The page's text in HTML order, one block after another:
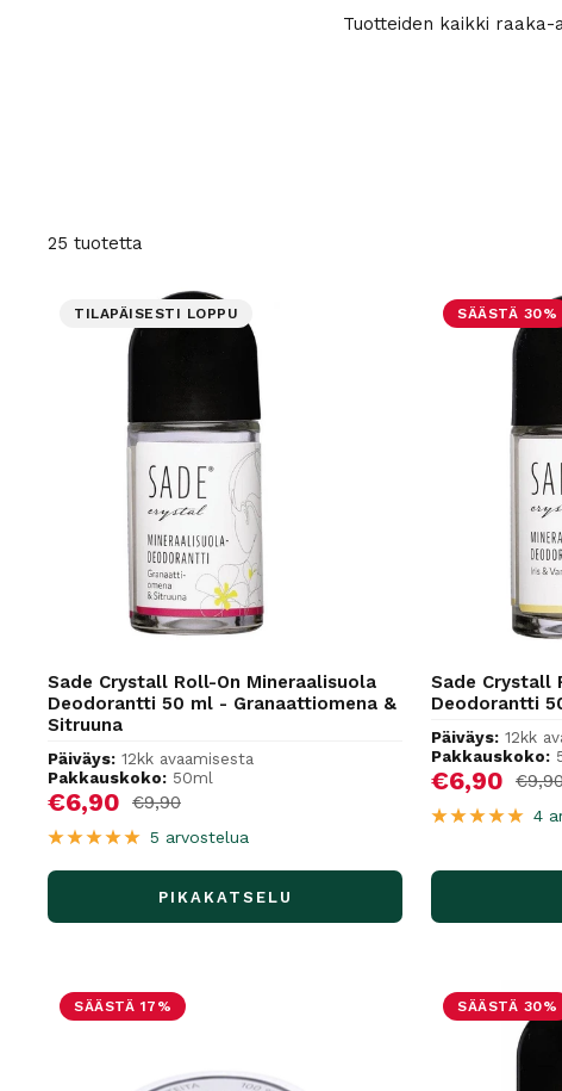
Tuotteiden kaikki
25 tuotetta
TILAPÄISESTI LOPPU
Sade Crystall Roll-On Mineraalisuola
Deodorantti 50 ml - Granaattiomena &
Sitruuna
Päiväys: 12kk avaamisesta
Pakkauskoko: 50ml
Alennushinta
€6,90 Normaalihinta
€9,90
5 arvostelua
PIKAKATSELU
SÄÄSTÄ 30%
Sade Crystall
Deodorantti
Päiväys: 12kk
Pakkauskoko:
€6,90
4
SÄÄSTÄ 17% SÄÄSTÄ 30%